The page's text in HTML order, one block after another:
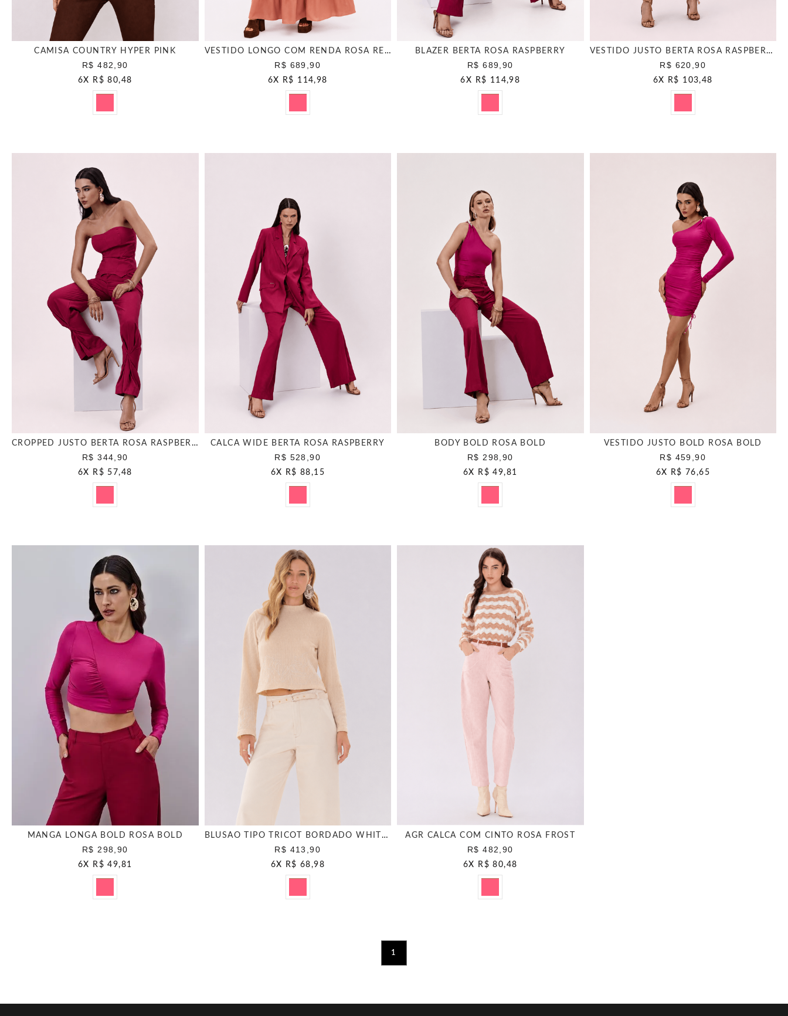
CAMISA COUNTRY HYPER PINK
R$ 482,90
6X R$ 80,48
VESTIDO LONGO COM RENDA ROSA RETRO
R$ 689,90
6X R$ 114,98
BLAZER BERTA ROSA RASPBERRY
R$ 689,90
6X R$ 114,98
VESTIDO JUSTO BERTA ROSA RASPBERRY
R$ 620,90
6X R$ 103,48
CROPPED JUSTO BERTA ROSA RASPBERRY
R$ 344,90
6X R$ 57,48
CALCA WIDE BERTA ROSA RASPBERRY
R$ 528,90
6X R$ 88,15
BODY BOLD ROSA BOLD
R$ 298,90
6X R$ 49,81
VESTIDO JUSTO BOLD ROSA BOLD
R$ 459,90
6X R$ 76,65
MANGA LONGA BOLD ROSA BOLD
R$ 298,90
6X R$ 49,81
BLUSAO TIPO TRICOT BORDADO WHITE CHOCOLATE
R$ 413,90
6X R$ 68,98
AGR CALCA COM CINTO ROSA FROST
R$ 482,90
6X R$ 80,48
1